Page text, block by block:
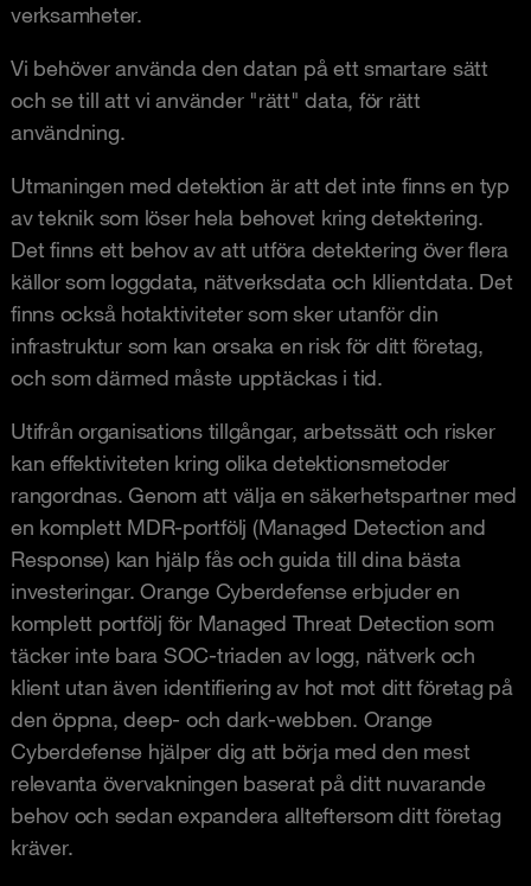
verksamheter.
Vi behöver använda den datan på ett smartare sätt
och se till att vi använder "rätt" data, för rätt
användning.
Utmaningen med detektion är att det inte finns en typ
av teknik som löser hela behovet kring detektering.
Det finns ett behov av att utföra detektering över flera
källor som loggdata, nätverksdata och kllientdata. Det
finns också hotaktiviteter som sker utanför din
infrastruktur som kan orsaka en risk för ditt företag,
och som därmed måste upptäckas i tid.
Utifrån organisations tillgångar, arbetssätt och risker
kan effektiviteten kring olika detektionsmetoder
rangordnas. Genom att välja en säkerhetspartner med
en komplett MDR-portfölj (Managed Detection and
Response) kan hjälp fås och guida till dina bästa
investeringar. Orange Cyberdefense erbjuder en
komplett portfölj för Managed Threat Detection som
täcker inte bara SOC-triaden av logg, nätverk och
klient utan även identifiering av hot mot ditt företag på
den öppna, deep- och dark-webben. Orange
Cyberdefense hjälper dig att börja med den mest
relevanta övervakningen baserat på ditt nuvarande
behov och sedan expandera allteftersom ditt företag
kräver.